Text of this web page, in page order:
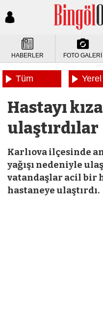
HABERLER FOTO GALERİ
Tüm
Yerel
Hastayı
ulaştırdılar
Karlıova ilçesinde
yağışı nedeniyle
vatandaşlar acil bir
hastaneye ulaştırdı.